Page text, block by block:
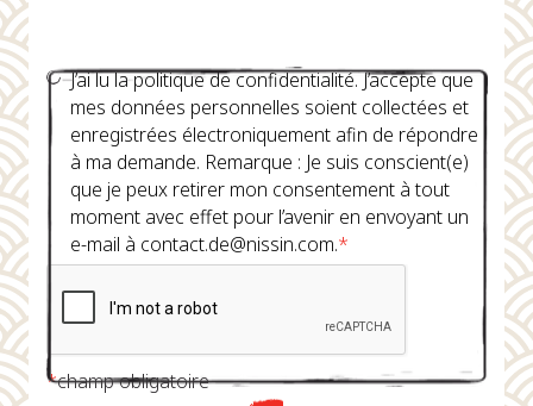
J’ai lu la politique de confidentialité. J’accepte que
mes données personnelles soient collectées et
enregistrées électroniquement afin de répondre
à ma demande. Remarque : Je suis conscient(e)
que je peux retirer mon consentement à tout
moment avec effet pour l’avenir en envoyant un
e-mail à contact.de@nissin.com.*
*champ obligatoire